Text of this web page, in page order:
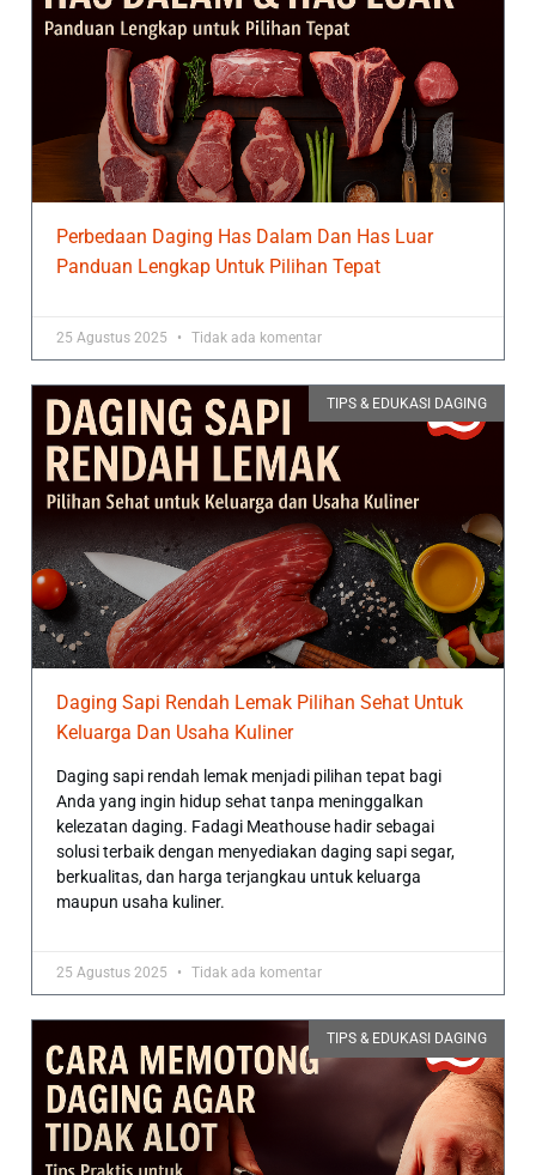
Perbedaan Daging Has Dalam Dan Has Luar
Panduan Lengkap Untuk Pilihan Tepat
25 Agustus 2025 Tidak ada komentar
TIPS & EDUKASI DAGING
Daging Sapi Rendah Lemak Pilihan Sehat Untuk
Keluarga Dan Usaha Kuliner
Daging sapi rendah lemak menjadi pilihan tepat bagi
Anda yang ingin hidup sehat tanpa meninggalkan
kelezatan daging. Fadagi Meathouse hadir sebagai
solusi terbaik dengan menyediakan daging sapi segar,
berkualitas, dan harga terjangkau untuk keluarga
maupun usaha kuliner.
25 Agustus 2025 Tidak ada komentar
TIPS & EDUKASI DAGING